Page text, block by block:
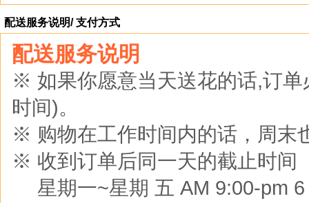
配送服务说明/ 支付方式
配送服务说明
※ 如果你愿意当天送花的话,订
时间)。
※ 购物在工作时间内的话，周末
※ 收到订单后同一天的截止时间
※星期一~星期 五 AM 9:00-pm